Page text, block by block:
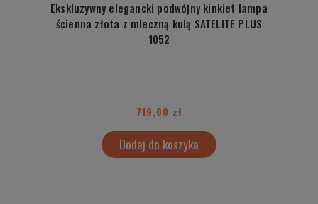
Ekskluzywny elegancki podwójny kinkiet lampa
ścienna złota z mleczną kulą SATELITE PLUS
1052
719,00 zł
Dodaj do koszyka